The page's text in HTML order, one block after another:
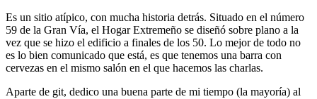
Es un sitio atípico, con mucha historia detrás. Situado en el número
59 de la Gran Vía, el Hogar Extremeño se diseñó sobre plano a la
vez que se hizo el edificio a finales de los 50. Lo mejor de todo no
es lo bien comunicado que está, es que tenemos una barra con
cervezas en el mismo salón en el que hacemos las charlas.
Aparte de git, dedico una buena parte de mi tiempo (la mayoría) al